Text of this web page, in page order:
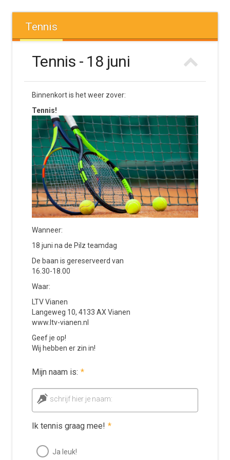
Tennis
Tennis - 18 juni
Binnenkort is het weer zover:
Tennis!
Wanneer:
18 juni na de Pilz teamdag
De baan is gereserveerd van
16.30-18.00
Waar:
LTV Vianen
Langeweg 10, 4133 AX Vianen
www.ltv-vianen.nl
Geef je op!
Wij hebben er zin in!
Mijn naam is: *
schrijf hier je naam:
Ik tennis graag mee! *
Ja leuk!